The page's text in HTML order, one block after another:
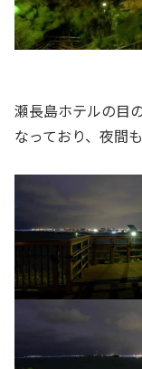
瀬長島ホテルの目
なっており、夜間